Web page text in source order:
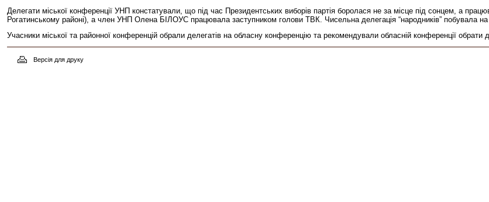
Делегати міської конференції УНП констатували, що під час Президентських виборів партія боролася не за місце під сонцем, а
Рогатинському районі), а член УНП Олена БІЛОУС працювала заступником голови ТВК. Чисельна делегація “народників” побувала на
Учасники міської та районної конференцій обрали делегатів на обласну конференцію та рекомендували обласній конференції
Версія для друку